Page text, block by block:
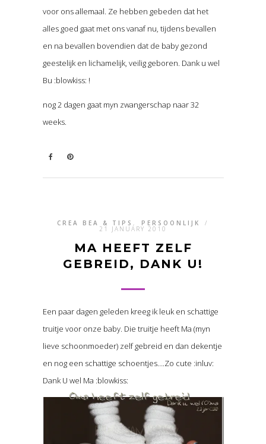
voor ons allemaal. Ze hebben gebeden dat het
alles goed gaat met ons vanaf nu, tijdens bevallen
en na bevallen bovendien dat de baby gezond
geestelijk en lichamelijk, veilig geboren. Dank u wel
Bu :blowkiss: !
nog 2 dagen gaat myn zwangerschap naar 32
weeks.
CREA BEA & TIPS , PERSOONLIJK /
21 JANUARY 2010
MA HEEFT ZELF
GEBREID, DANK U!
Een paar dagen geleden kreeg ik leuk en schattige
truitje voor onze baby. Die truitje heeft Ma (myn
lieve schoonmoeder) zelf gebreid en dan dekentje
en nog een schattige schoentjes….Zo cute :inluv:
Dank U wel Ma :blowkiss: